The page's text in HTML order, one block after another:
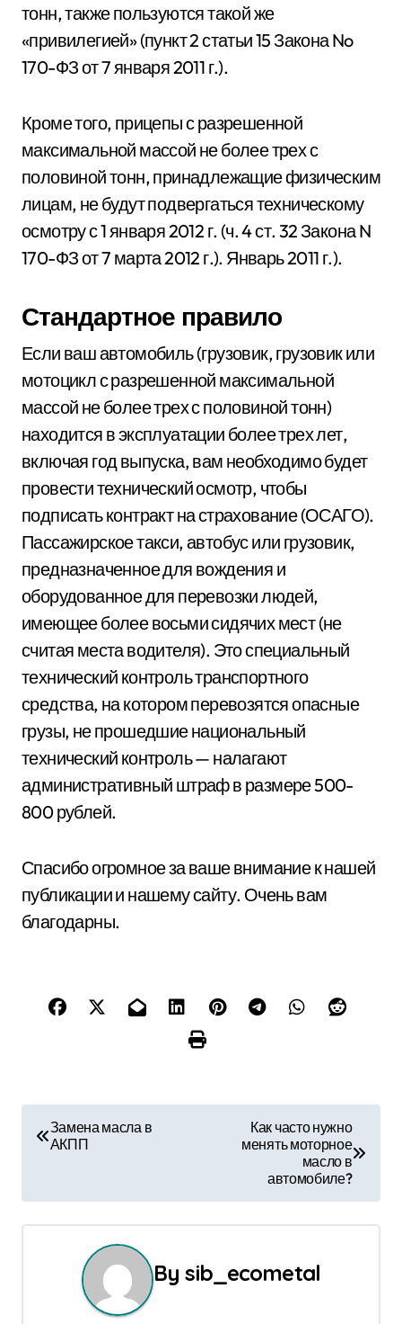
тонн, также пользуются такой же
«привилегией» (пункт 2 статьи 15 Закона No
170-ФЗ от 7 января 2011 г.).
Кроме того, прицепы с разрешенной
максимальной массой не более трех с
половиной тонн, принадлежащие физическим
лицам, не будут подвергаться техническому
осмотру с 1 января 2012 г. (ч. 4 ст. 32 Закона N
170-ФЗ от 7 марта 2012 г.). Январь 2011 г.).
Стандартное правило
Если ваш автомобиль (грузовик, грузовик или
мотоцикл с разрешенной максимальной
массой не более трех с половиной тонн)
находится в эксплуатации более трех лет,
включая год выпуска, вам необходимо будет
провести технический осмотр, чтобы
подписать контракт на страхование (ОСАГО).
Пассажирское такси, автобус или грузовик,
предназначенное для вождения и
оборудованное для перевозки людей,
имеющее более восьми сидячих мест (не
считая места водителя). Это специальный
технический контроль транспортного
средства, на котором перевозятся опасные
грузы, не прошедшие национальный
технический контроль — налагают
административный штраф в размере 500-
800 рублей.
Спасибо огромное за ваше внимание к нашей
публикации и нашему сайту. Очень вам
благодарны.
в
и
Замена масла в
АКПП
Как часто нужно
менять моторное
масло в
автомобиле?
Bysib_ecometal